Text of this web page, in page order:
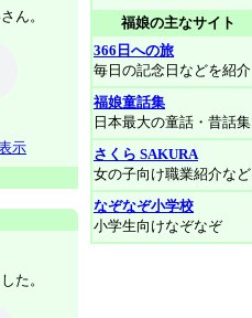
ん。
示
た。
福娘の主なサイト
366日への旅
毎日の記念日などを紹介
福娘童話集
日本最大の童話・昔話集
さくら SAKURA
女の子向け職業紹介など
なぞなぞ小学校
小学生向けなぞなぞ